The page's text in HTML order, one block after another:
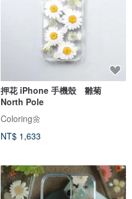
押花 iPhone 手機殼 雛菊
North Pole
Coloring🌼
NT$ 1,633